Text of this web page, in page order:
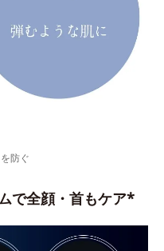
防ぐ
で全顔・首もケア*